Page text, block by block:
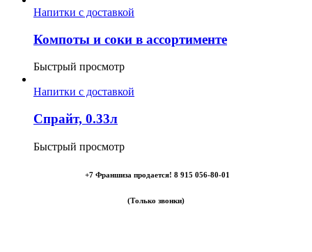
Напитки с доставкой
Компоты и соки в ассортименте
Быстрый просмотр
Напитки с доставкой
Спрайт, 0.33л
Быстрый просмотр
+7 Франшиза продается! 8 915 056-80-01
(Только звонки)